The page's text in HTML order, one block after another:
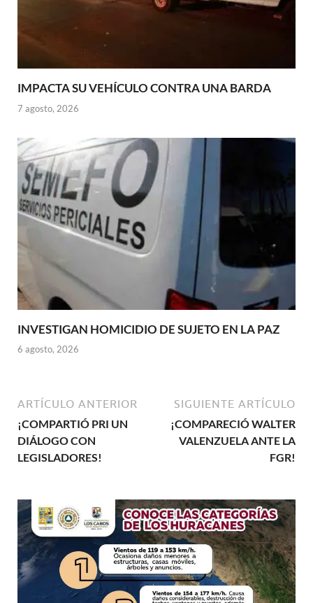
IMPACTA SU VEHÍCULO CONTRA UNA BARDA
7 agosto, 2026
INVESTIGAN HOMICIDIO DE SUJETO EN LA PAZ
6 agosto, 2026
ARTÍCULO ANTERIOR
¡COMPARTIÓ PRI UN
DIÁLOGO CON
LEGISLADORES!
SIGUIENTE ARTÍCULO
¡COMPARECIÓ WALTER
VALENZUELA ANTE LA
FGR!